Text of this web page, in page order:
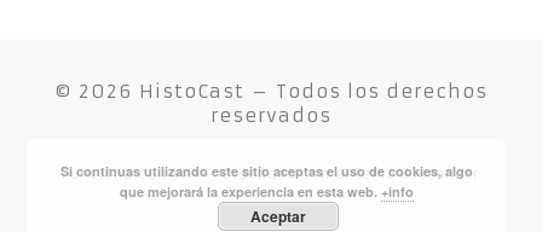
© 2026 HistoCast – Todos los derechos
reservados
Funciona conWP– Diseñado con elTema Customizr
Si continuas utilizando este sitio aceptas el uso de cookies, algo
que mejorará la experiencia en esta web. +info
Aceptar